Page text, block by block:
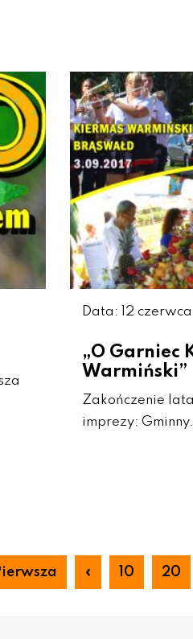
Data: 12
„O Garniec
Warmiński”
Zakończenie
imprezy:
« 10 20